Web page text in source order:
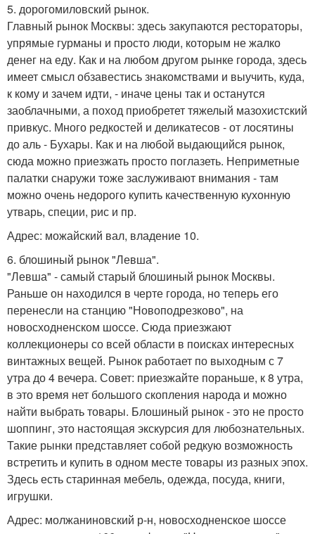
5. дорогомиловский рынок.
Главный рынок Москвы: здесь закупаются рестораторы,
упрямые гурманы и просто люди, которым не жалко
денег на еду. Как и на любом другом рынке города, здесь
имеет смысл обзавестись знакомствами и выучить, куда,
к кому и зачем идти, - иначе цены так и останутся
заоблачными, а поход приобретет тяжелый мазохистский
привкус. Много редкостей и деликатесов - от лосятины
до аль - Бухары. Как и на любой выдающийся рынок,
сюда можно приезжать просто поглазеть. Неприметные
палатки снаружи тоже заслуживают внимания - там
можно очень недорого купить качественную кухонную
утварь, специи, рис и пр.
Адрес: можайский вал, владение 10.
6. блошиный рынок "Левша".
"Левша" - самый старый блошиный рынок Москвы.
Раньше он находился в черте города, но теперь его
перенесли на станцию "Новоподрезково", на
новосходненском шоссе. Сюда приезжают
коллекционеры со всей области в поисках интересных
винтажных вещей. Рынок работает по выходным с 7
утра до 4 вечера. Совет: приезжайте пораньше, к 8 утра,
в это время нет большого скопления народа и можно
найти выбрать товары. Блошиный рынок - это не просто
шоппинг, это настоящая экскурсия для любознательных.
Такие рынки представляет собой редкую возможность
встретить и купить в одном месте товары из разных эпох.
Здесь есть старинная мебель, одежда, посуда, книги,
игрушки.
Адрес: молжаниновский р-н, новосходненское шоссе